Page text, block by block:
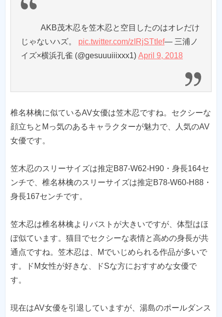
AKB茂木忍を笠木忍と空目したのはオレだけ
じゃないハズ。 pic.twitter.com/zIRjSTtIef— 三浦ノ
イズ×横浜孔雀 (@gesuuuiiixxx1) April 9, 2018
椎名林檎に似ているAV女優は笠木忍ですね。セクシーな
顔立ちとMっ気のあるキャラクターが魅力で、人気のAV
女優です。
笠木忍のスリーサイズは推定B87-W62-H90・身長164セ
ンチで、椎名林檎のスリーサイズは推定B78-W60-H88・
身長167センチです。
笠木忍は椎名林檎よりバストが大きいですが、体型はほ
ぼ似ています。猫目でセクシーな表情と高めの身長が共
通点ですね。笠木忍は、Mでいじめられる作品が多いで
す。ドM女性が好きな、ドSな方におすすめな女優で
す。
現在はAV女優を引退していますが、湯島のポールダンス